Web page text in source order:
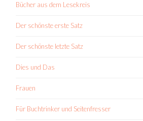
Bücher aus dem Lesekreis
Der schönste erste Satz
Der schönste letzte Satz
Dies und Das
Frauen
Für Buchtrinker und Seitenfresser